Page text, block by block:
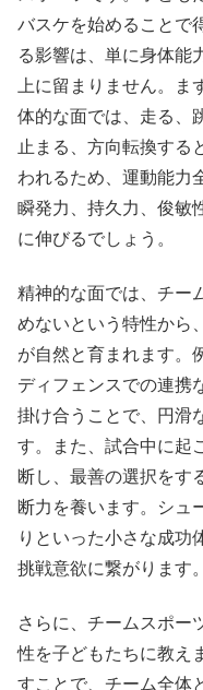
バスケを始めることで
る影響は、単に身体能
上に留まりません。ま
体的な面では、走る、
止まる、方向転換する
われるため、運動能力
瞬発力、持久力、俊敏
に伸びるでしょう。
精神的な面では、チー
めないという特性から
が自然と育まれます。
ディフェンスでの連携
掛け合うことで、円滑
す。また、試合中に起
断し、最善の選択をす
断力を養います。シュ
りといった小さな成功
挑戦意欲に繋がります。
さらに、チームスポー
性を子どもたちに教え
すことで、チーム全体